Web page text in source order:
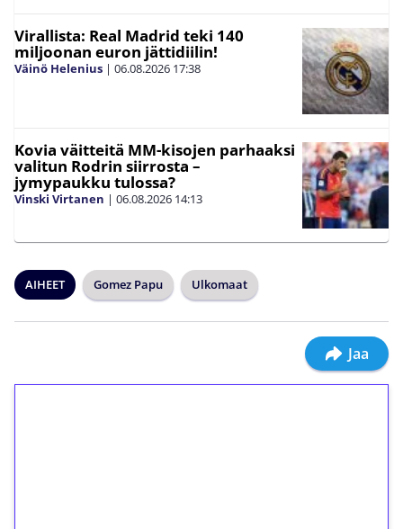
Virallista: Real Madrid teki 140
miljoonan euron jättidiilin!
Väinö Helenius | 06.08.2026 17:38
Kovia väitteitä MM-kisojen parhaaksi
valitun Rodrin siirrosta –
jymypaukku tulossa?
Vinski Virtanen | 06.08.2026 14:13
AIHEET Gomez Papu Ulkomaat
Jaa